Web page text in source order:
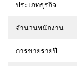
ประเภทธุรกิจ:
จํานวนพนักงาน:
การขายรายปี: